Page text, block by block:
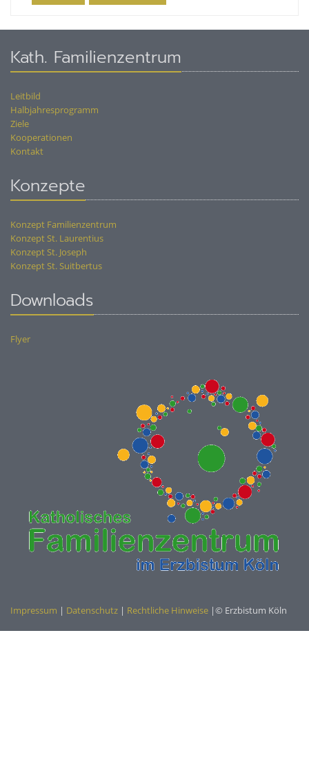
Kath. Familienzentrum
Leitbild
Halbjahresprogramm
Ziele
Kooperationen
Kontakt
Konzepte
Konzept Familienzentrum
Konzept St. Laurentius
Konzept St. Joseph
Konzept St. Suitbertus
Downloads
Flyer
Impressum | Datenschutz | Rechtliche Hinweise |© Erzbistum Köln